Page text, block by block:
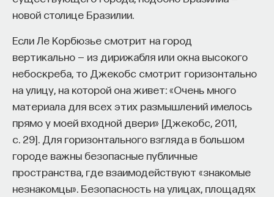
новой столице Бразилии.
Если Ле Корбюзье смотрит на город
вертикально — из дирижабля или окна высокого
небоскреба, то Джекобс смотрит горизонтально
на улицу, на которой она живет: «Очень много
материала для всех этих размышлений имелось
прямо у моей входной двери» [Джекобс, 2011,
с. 29]. Для горизонтального взгляда в большом
городе важны безопасные публичные
пространства, где взаимодействуют «знакомые
незнакомцы». Безопасность на улицах, площадях